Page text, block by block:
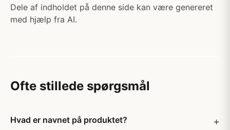
Dele af indholdet på denne side kan være genereret
med hjælp fra AI.
Ofte stillede spørgsmål
Hvad er navnet på produktet?